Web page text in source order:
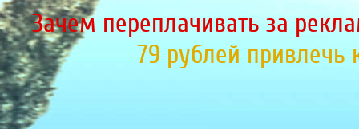
Зачем переплачивать за
79 рублей